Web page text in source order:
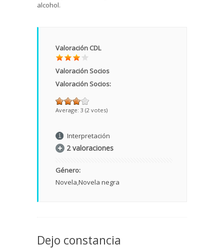
alcohol.
Valoración CDL
Valoración Socios
Valoración Socios:
Average: 3 (2 votes)
Interpretación
2 valoraciones
Género:
Novela Novela negra
Dejo constancia